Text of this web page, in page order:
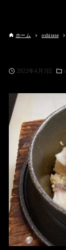
ホーム oshirase
2022年4月3日